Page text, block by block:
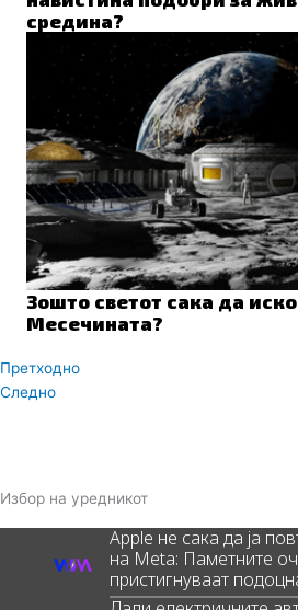
средина?
Зошто светот сака да
Месечината?
Prev
Претходно
Следно
Next
Избор на уредникот
Apple не сака да ја
на Meta: Паметните
пристигнуваат